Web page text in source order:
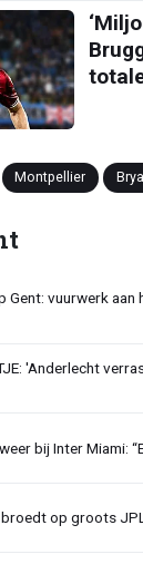
Montpellier
Gent: vuurwerk aan
'Anderlecht
bij Inter Miami:
op groots